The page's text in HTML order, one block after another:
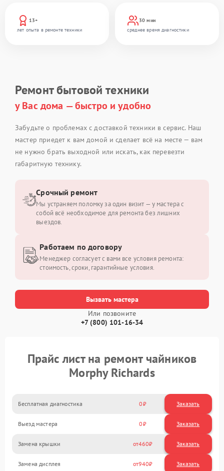
13+
лет опыта в ремонте техники
30 мин
среднее время диагностики
Ремонт бытовой техники
у Вас дома — быстро и удобно
Забудьте о проблемах с доставкой техники в сервис. Наш
мастер приедет к вам домой и сделает всё на месте — вам
не нужно брать выходной или искать, как перевезти
габаритную технику.
Вызвать мастера
Или позвоните
+7 (800) 101-16-34
Срочный ремонт
Мы устраняем поломку за один визит — у мастера с
собой всё необходимое для ремонта без лишних
выездов.
Работаем по договору
Менеджер согласует с вами все условия ремонта:
стоимость, сроки, гарантийные условия.
Прайс лист на ремонт чайников
Morphy Richards
Бесплатная диагностика 0 Заказать
Выезд мастера 0 Заказать
Замена крышки 460
Замена дисплея 940